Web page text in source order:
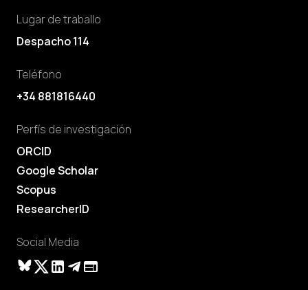
Lugar de traballo
Despacho 114
Teléfono
+34 881816440
Perfís de investigación
ORCID
Google Scholar
Scopus
ResearcherID
Social Media